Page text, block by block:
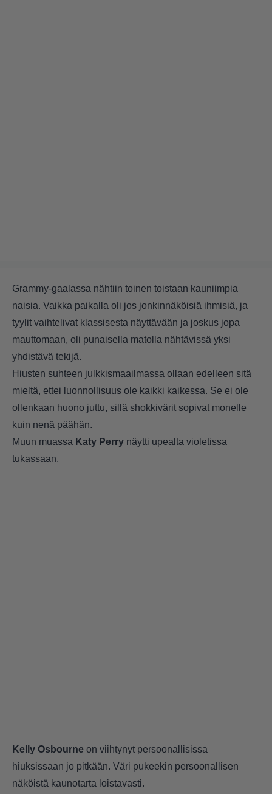
Grammy-gaalassa nähtiin toinen toistaan kauniimpia
naisia. Vaikka paikalla oli jos jonkinnäköisiä ihmisiä, ja
tyylit vaihtelivat klassisesta näyttävään ja joskus jopa
mauttomaan, oli punaisella matolla nähtävissä yksi
yhdistävä tekijä.
Hiusten suhteen julkkismaailmassa ollaan edelleen sitä
mieltä, ettei luonnollisuus ole kaikki kaikessa. Se ei ole
ollenkaan huono juttu, sillä shokkivärit sopivat monelle
kuin nenä päähän.
Muun muassa Katy Perry näytti upealta violetissa
tukassaan.
Kelly Osbourne on viihtynyt persoonallisissa
hiuksissaan jo pitkään. Väri pukeekin persoonallisen
näköistä kaunotarta loistavasti.